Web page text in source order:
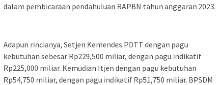
dalam pembicaraan pendahuluan RAPBN tahun anggaran 2023.
Adapun rincianya, Setjen Kemendes PDTT dengan pagu
kebutuhan sebesar Rp229,500 miliar, dengan pagu indikatif
Rp225,000 miliar. Kemudian Itjen dengan pagu kebutuhan
Rp54,750 miliar, dengan pagu indikatif Rp51,750 miliar. BPSDM